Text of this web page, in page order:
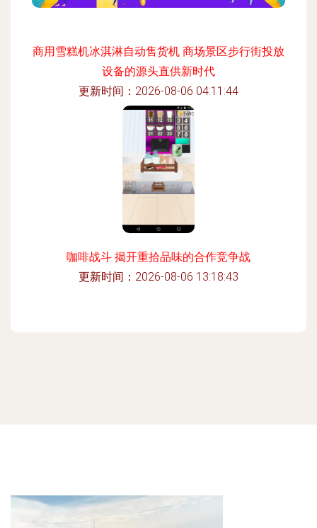
商用雪糕机冰淇淋自动售货机 商场景区步行街投放
设备的源头直供新时代
更新时间：2026-08-06 04:11:44
咖啡战斗 揭开重拾品味的合作竞争战
更新时间：2026-08-06 13:18:43